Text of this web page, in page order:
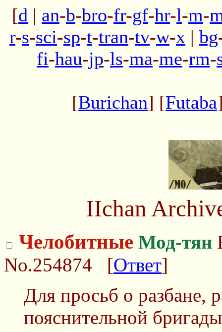
[d | an-b-bro-fr-gf-hr-l-m-
r-s-sci-sp-t-tran-tv-w-x | bg
fi-hau-jp-ls-ma-me-rm-
[Burichan] [Futaba
IIchan
Челобитные Мод-тян
No.254874 [Ответ]
Для просьб о разбане,
пояснительной